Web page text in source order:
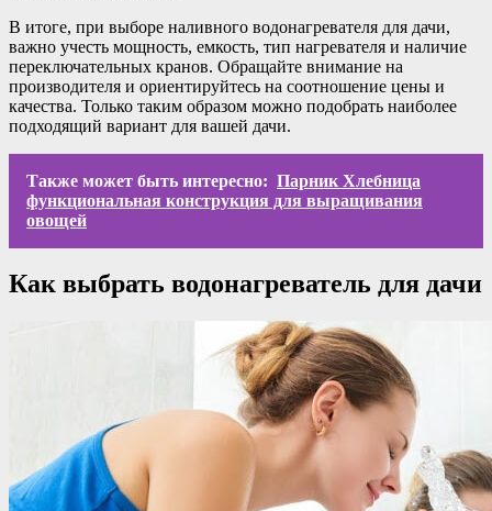
В итоге, при выборе наливного водонагревателя для дачи,
важно учесть мощность, емкость, тип нагревателя и наличие
переключательных кранов. Обращайте внимание на
производителя и ориентируйтесь на соотношение цены и
качества. Только таким образом можно подобрать наиболее
подходящий вариант для вашей дачи.
Также может быть интересно: Парник Хлебница
функциональная конструкция для выращивания
овощей
Как выбрать водонагреватель для дачи